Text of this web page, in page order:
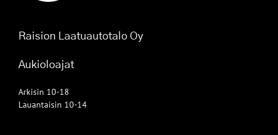
Raision Laatuautotalo Oy
Aukioloajat
Arkisin 10-18
Lauantaisin 10-14